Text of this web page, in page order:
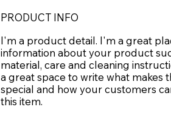
PRODUCT INFO
I'm a product detail. I'm a great
information about your product
material, care and cleaning
a great space to write what makes
special and how your customers
this item.